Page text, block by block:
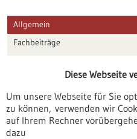
Allgemein
Fachbeiträge
Veranstaltungen
Erscheinungsdatum
Diese Webseite
Um unsere Webseite für Sie
zu können, verwenden wir
auf Ihrem Rechner
dazu